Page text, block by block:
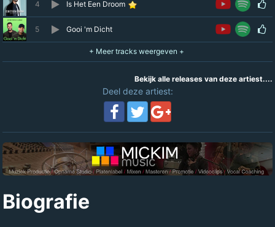
4 Is Het Een Droom
5 Gooi 'm Dicht
Bekijk alle releases van deze artiest....
Deel deze artiest:
Biografie